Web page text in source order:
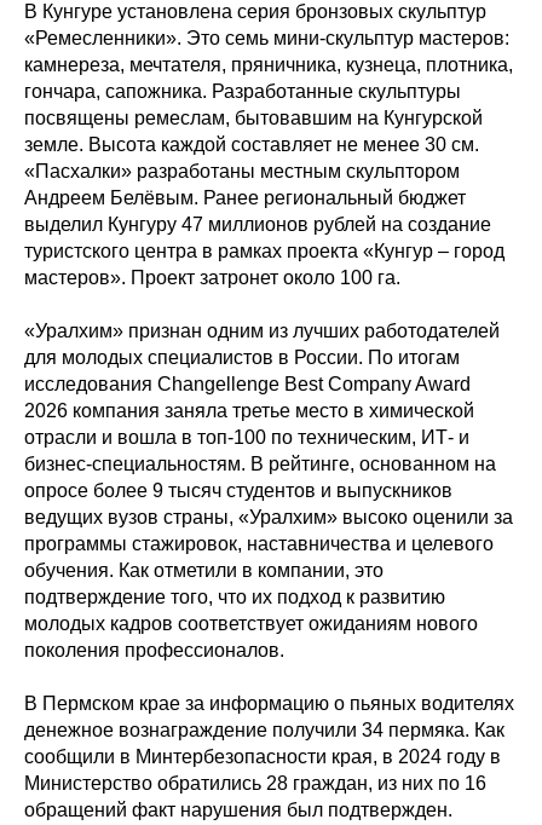
В Кунгуре установлена серия бронзовых скульптур
«Ремесленники». Это семь мини-скульптур мастеров:
камнереза, мечтателя, пряничника, кузнеца, плотника,
гончара, сапожника. Разработанные скульптуры
посвящены ремеслам, бытовавшим на Кунгурской
земле. Высота каждой составляет не менее 30 см.
«Пасхалки» разработаны местным скульптором
Андреем Белёвым. Ранее региональный бюджет
выделил Кунгуру 47 миллионов рублей на создание
туристского центра в рамках проекта «Кунгур – город
мастеров». Проект затронет около 100 га.
«Уралхим» признан одним из лучших работодателей
для молодых специалистов в России. По итогам
исследования Changellenge Best Company Award
2026 компания заняла третье место в химической
отрасли и вошла в топ-100 по техническим, ИТ- и
бизнес-специальностям. В рейтинге, основанном на
опросе более 9 тысяч студентов и выпускников
ведущих вузов страны, «Уралхим» высоко оценили за
программы стажировок, наставничества и целевого
обучения. Как отметили в компании, это
подтверждение того, что их подход к развитию
молодых кадров соответствует ожиданиям нового
поколения профессионалов.
В Пермском крае за информацию о пьяных водителях
денежное вознаграждение получили 34 пермяка. Как
сообщили в Минтербезопасности края, в 2024 году в
Министерство обратились 28 граждан, из них по 16
обращений факт нарушения был подтвержден.